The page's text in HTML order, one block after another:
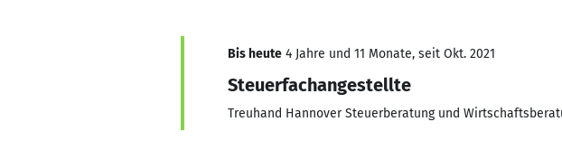
Bis heute 4 Jahre und 11 Monate, seit Okt. 2021
Steuerfachangestellte
Treuhand Hannover Steuerberatung und